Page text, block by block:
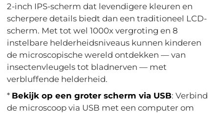
2-inch IPS-scherm dat levendigere kleuren en
scherpere details biedt dan een traditioneel LCD-
scherm. Met tot wel 1000x vergroting en 8
instelbare helderheidsniveaus kunnen kinderen
de microscopische wereld ontdekken — van
insectenvleugels tot bladnerven — met
verbluffende helderheid.
* Bekijk op een groter scherm via USB: Verbind
de microscoop via USB met een computer om